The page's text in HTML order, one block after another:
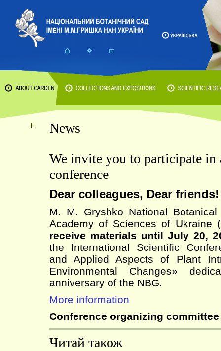
News
We invite you to participate in
conference
Dear colleagues, Dear friends!
M. M. Gryshko National
Academy of Sciences of Ukraine
receive materials until July 20,
the International Scientific
and Applied Aspects of Plant
Environmental Changes»
anniversary of the NBG.
More information
Conference organizing committee
Читай також